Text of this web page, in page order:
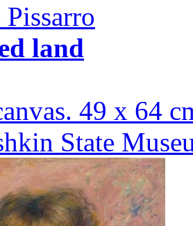
land
49 x 64
State